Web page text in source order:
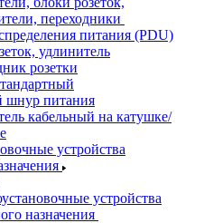
переходники
питания (PDU)
удлинитель
розетки
шнур питания
кабельный на катушке/
устройства
устройства
назначения